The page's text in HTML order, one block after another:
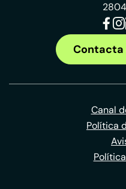
Contacta
Canal
Política